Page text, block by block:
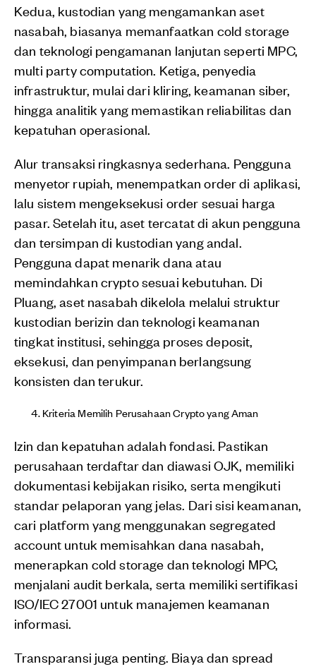
Kedua, kustodian yang mengamankan aset
nasabah, biasanya memanfaatkan cold storage
dan teknologi pengamanan lanjutan seperti MPC,
multi party computation. Ketiga, penyedia
infrastruktur, mulai dari kliring, keamanan siber,
hingga analitik yang memastikan reliabilitas dan
kepatuhan operasional.
Alur transaksi ringkasnya sederhana. Pengguna
menyetor rupiah, menempatkan order di aplikasi,
lalu sistem mengeksekusi order sesuai harga
pasar. Setelah itu, aset tercatat di akun pengguna
dan tersimpan di kustodian yang andal.
Pengguna dapat menarik dana atau
memindahkan crypto sesuai kebutuhan. Di
Pluang, aset nasabah dikelola melalui struktur
kustodian berizin dan teknologi keamanan
tingkat institusi, sehingga proses deposit,
eksekusi, dan penyimpanan berlangsung
konsisten dan terukur.
Kriteria Memilih Perusahaan Crypto yang Aman
Izin dan kepatuhan adalah fondasi. Pastikan
perusahaan terdaftar dan diawasi OJK, memiliki
dokumentasi kebijakan risiko, serta mengikuti
standar pelaporan yang jelas. Dari sisi keamanan,
cari platform yang menggunakan segregated
account untuk memisahkan dana nasabah,
menerapkan cold storage dan teknologi MPC,
menjalani audit berkala, serta memiliki sertifikasi
ISO/IEC 27001 untuk manajemen keamanan
informasi.
Transparansi juga penting. Biaya dan spread